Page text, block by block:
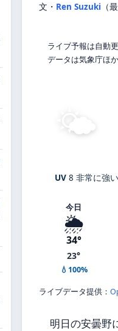
文・ Ren Suzuki （
ライブ予報は自動
データは気象庁ほ
🌤️
UV 8 非常に強い
今日
🌦️
34°
23°
💧100%
ライブデータ提供：
明日の安曇野